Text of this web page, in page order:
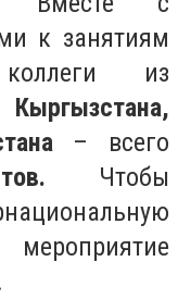
к занятиям
из
– всего
Чтобы